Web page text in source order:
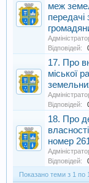
меж
передачі
Відповідей:
17. Про
міської
Відповідей:
18. Про
номер
Відповідей:
Показано теми з 1 по